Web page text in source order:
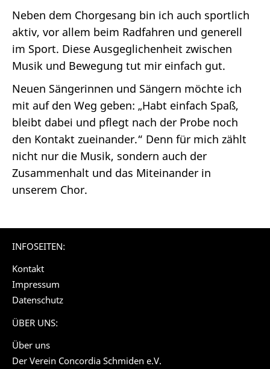
Neben dem Chorgesang bin ich auch sportlich
aktiv, vor allem beim Radfahren und generell
im Sport. Diese Ausgeglichenheit zwischen
Musik und Bewegung tut mir einfach gut.
Neuen Sängerinnen und Sängern möchte ich
mit auf den Weg geben: „Habt einfach Spaß,
bleibt dabei und pflegt nach der Probe noch
den Kontakt zueinander.“ Denn für mich zählt
nicht nur die Musik, sondern auch der
Zusammenhalt und das Miteinander in
unserem Chor.
INFOSEITEN:
Kontakt
Impressum
Datenschutz
ÜBER UNS:
Über uns
Der Verein Concordia Schmiden e.V.